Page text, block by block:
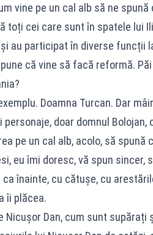
vine pe un cal alb să ne
toți cei care sunt în spatele lui
au participat în diverse funcții
că vine să facă reformă.
Doamna Turcan. Dar
personaje, doar domnul
pe un cal alb, acolo, să
eu îmi doresc, vă spun
ca înainte, cu cătușe, cu
îi plăcea.
Nicușor Dan, cum sunt